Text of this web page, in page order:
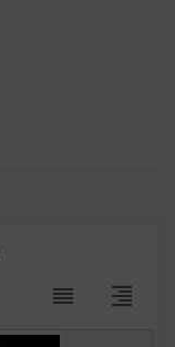
reorder format_align_right